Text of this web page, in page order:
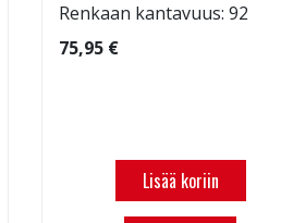
Renkaan kantavuus: 92
75,95 €
Lisää koriin